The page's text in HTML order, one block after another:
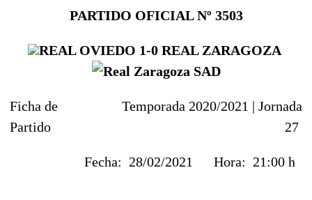
PARTIDO OFICIAL Nº 3503
REAL OVIEDO 1-0 REAL ZARAGOZA
Ficha de
Partido
Temporada 2020/2021 | Jornada
27
Fecha: 28/02/2021 Hora: 21:00 h